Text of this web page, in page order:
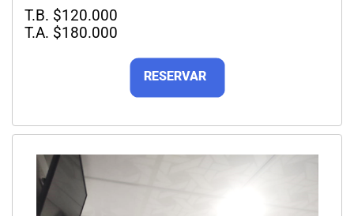
T.B. $120.000
T.A. $180.000